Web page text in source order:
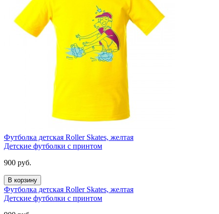
Футболка детская Roller Skates, желтая
Детские футболки с принтом
900 руб.
В корзину
Футболка детская Roller Skates, желтая
Детские футболки с принтом